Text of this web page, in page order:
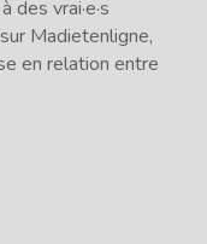
des vrai·e·s
Madietenligne,
en relation entre